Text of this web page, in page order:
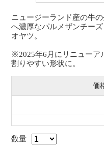
ニュージーランド産の牛
へ濃厚なパルメザンチー
オヤツ。
※2025年6月にリニューア
割りやすい形状に。
価
数量